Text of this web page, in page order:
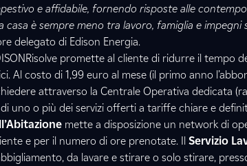
e affidabile, fornendo risposte alle
casa è sempre meno tra lavoro, famiglia e impegni
delegato di Edison Energia.
promette al cliente di ridurre il tempo
Al costo di 1,99 euro al mese (il primo anno
attraverso la Centrale Operativa dedicata
di uno o più dei servizi offerti a tariffe chiare e
mette a disposizione un network di
e per il numero di ore prenotate. Il Servizio
da lavare e stirare o solo stirare,